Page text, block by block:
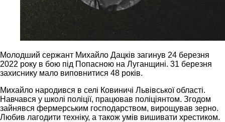
Молодший сержант Михайло Дацків загинув 24 березня
2022 року в бою під Попасною на Луганщині. 31 березня
захиснику мало виповнитися 48 років.
Михайло народився в селі Ковиничі Львівської області.
Навчався у школі поліції, працював поліціянтом. Згодом
зайнявся фермерським господарством, вирощував зерно.
Любив лагодити техніку, а також умів вишивати хрестиком.